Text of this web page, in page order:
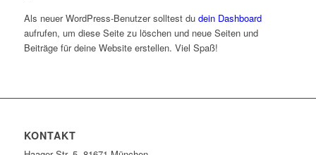
Als neuer WordPress-Benutzer solltest du dein Dashboard
aufrufen, um diese Seite zu löschen und neue Seiten und
Beiträge für deine Website erstellen. Viel Spaß!
KONTAKT